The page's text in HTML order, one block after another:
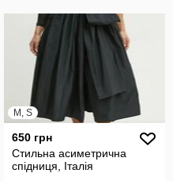
M, S
650 грн
Стильна асиметрична
спідниця, Італія